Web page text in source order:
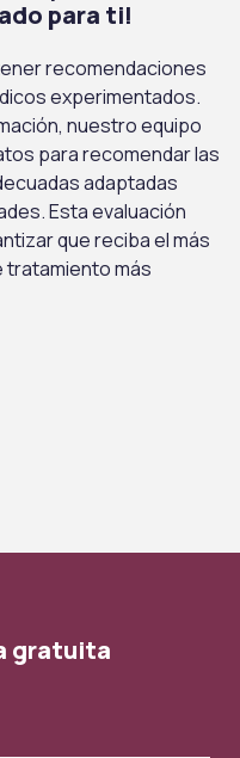
para ti!
recomendaciones
experimentados.
nuestro equipo
para recomendar las
adaptadas
Esta evaluación
que reciba el más
tratamiento más
gratuita